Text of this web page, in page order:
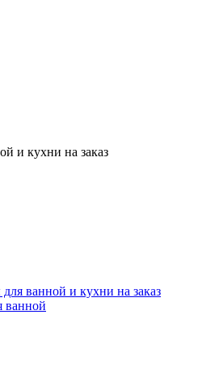
и кухни на заказ
ванной и кухни на заказ
ванной